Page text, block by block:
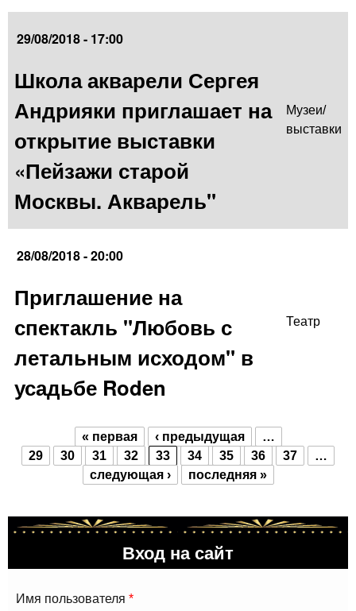
29/08/2018 - 17:00
Школа акварели Сергея
Андрияки приглашает на
открытие выставки
«Пейзажи старой
Москвы. Акварель"
Музеи/
выставки
28/08/2018 - 20:00
Приглашение на
спектакль "Любовь с
летальным исходом" в
усадьбе Roden
Театр
Страницы
« первая ‹ предыдущая
…
29
30 31 32 33 34 35 36 37
…
следующая ›
последняя »
Вход на сайт
Имя пользователя *